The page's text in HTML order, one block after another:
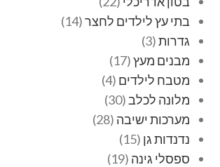
בתי עץ לילדים לחצר 14
גדרות 3
מבנים מעץ 17
מטבח לילדים 4
מלונה לכלב 30
מערכות ישיבה 28
נדנדות גן 15
ספסלי גינה 19